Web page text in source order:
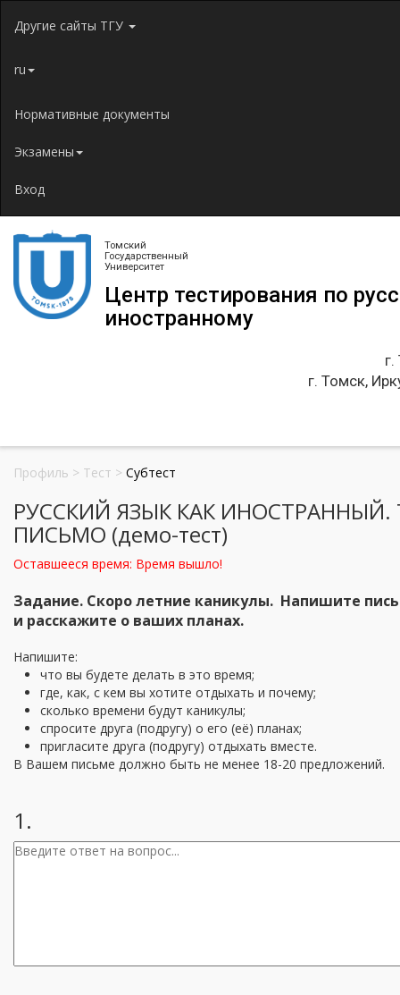
Другие сайты ТГУ
ru
Нормативные документы
Экзамены
Вход
Томский
Государственный
Университет
Центр тестирования по
иностранному
г. Томск,
Профиль > Тест > Субтест
РУССКИЙ ЯЗЫК КАК ИНОСТРАННЫЙ.
ПИСЬМО (демо-тест)
Оставшееся время: Время вышло!
Задание. Скоро летние каникулы. Напишите
и расскажите о ваших планах.
Напишите:
что вы будете делать в это время;
где, как, с кем вы хотите отдыхать и почему;
сколько времени будут каникулы;
спросите друга (подругу) о его (её) планах;
пригласите друга (подругу) отдыхать вместе.
В Вашем письме должно быть не менее 18-20 предложений.
1.